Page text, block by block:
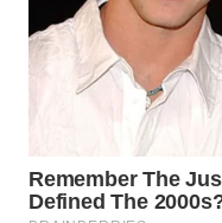
INDRAMAYU
KUNINGAN